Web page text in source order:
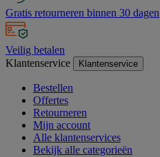
Gratis retourneren binnen 30 dagen
Veilig betalen
Klantenservice
Klantenservice
Bestellen
Offertes
Retourneren
Mijn account
Alle klantenservices
Bekijk alle categorieën